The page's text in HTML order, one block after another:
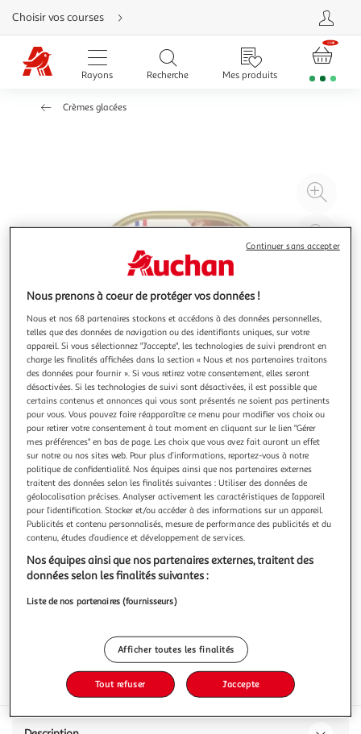
Aller
directement
au
contenu
Aller
directement
Aller
Choisir vos courses
Rayons Recherche Mes produits
Crèmes glacées
à
CARTE D'OR
Dessert glacé au chocolat noir avec morceaux
Découvrez l'intensité de notre crème glacée Chocolat Noir,
désormais proposée dans un format généreux de 900 ml.
Élaborée en France avec de la crème française, cette recette
met à l'honneur un chocolat noir associé à des éclats
croquants pour une expérience profondément gourmande.
Le cacao utilisé e
En savoir +
482 g
Vous voulez connaître le prix de ce produit ?
Surgelés
Nous prenons à coeur de protéger vos données !
Nous et nos 68 partenaires stockons et accédons à des données personnelles,
telles que des données de navigation ou des identifiants uniques, sur votre
appareil. Si vous sélectionnez "J'accepte", les technologies de suivi prendront en
charge les finalités affichées dans la section « Nous et nos partenaires traitons
des données pour fournir ». Si vous retirez votre consentement, elles seront
désactivées. Si les technologies de suivi sont désactivées, il est possible que
certains contenus et annonces qui vous sont présentés ne soient pas pertinents
pour vous. Vous pouvez faire réapparaître ce menu pour modifier vos choix ou
pour retirer votre consentement à tout moment en cliquant sur le lien "Gérer
mes préférences" en bas de page. Les choix que vous avez fait auront un effet
sur notre ou nos sites web. Pour plus d’informations, reportez-vous à notre
politique de confidentialité. Nos équipes ainsi que nos partenaires externes
traitent des données selon les finalités suivantes : Utiliser des données de
géolocalisation précises. Analyser activement les caractéristiques de l’appareil
pour l’identification. Stocker et/ou accéder à des informations sur un appareil.
Publicités et contenu personnalisés, mesure de performance des publicités et du
contenu, études d’audience et développement de services.
Nos équipes ainsi que nos partenaires externes, traitent des
données selon les finalités suivantes :
Liste de nos partenaires (fournisseurs)
Afficher toutes les finalités
Tout refuser J'accepte
Continuer sans accepter